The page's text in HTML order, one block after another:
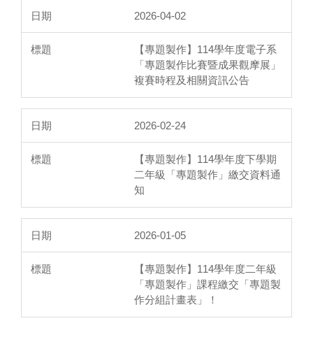
2026-04-02
【專題製作】114學年度電子系
「專題製作比賽暨成果觀摩展」
複賽時程及相關資訊公告
2026-02-24
【專題製作】114學年度下學期
二年級「專題製作」繳交資料通
知
2026-01-05
【專題製作】114學年度二年級
「專題製作」課程繳交「專題製
作分組計畫表」！